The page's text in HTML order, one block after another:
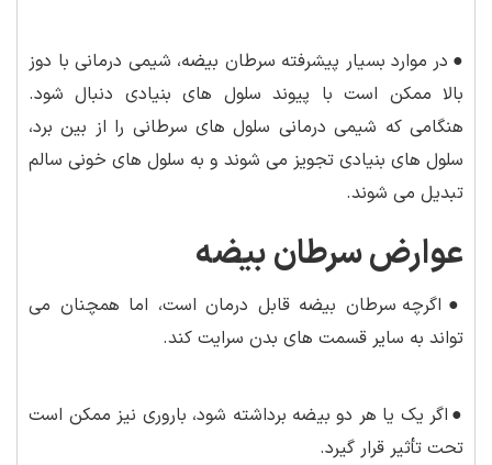
● در موارد بسیار پیشرفته سرطان بیضه، شیمی درمانی با دوز
بالا ممکن است با پیوند سلول های بنیادی دنبال شود.
هنگامی که شیمی درمانی سلول های سرطانی را از بین برد،
سلول های بنیادی تجویز می شوند و به سلول های خونی سالم
تبدیل می شوند.
عوارض سرطان بیضه
● اگرچه سرطان بیضه قابل درمان است، اما همچنان می
تواند به سایر قسمت های بدن سرایت کند.
● اگر یک یا هر دو بیضه برداشته شود، باروری نیز ممکن است
تحت تأثیر قرار گیرد.